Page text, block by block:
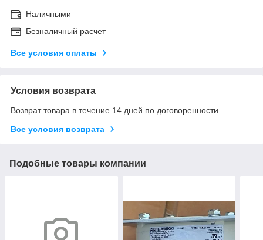
Наличными
Безналичный расчет
Все условия оплаты
Условия возврата
Возврат товара в течение 14 дней по договоренности
Все условия возврата
Подобные товары компании